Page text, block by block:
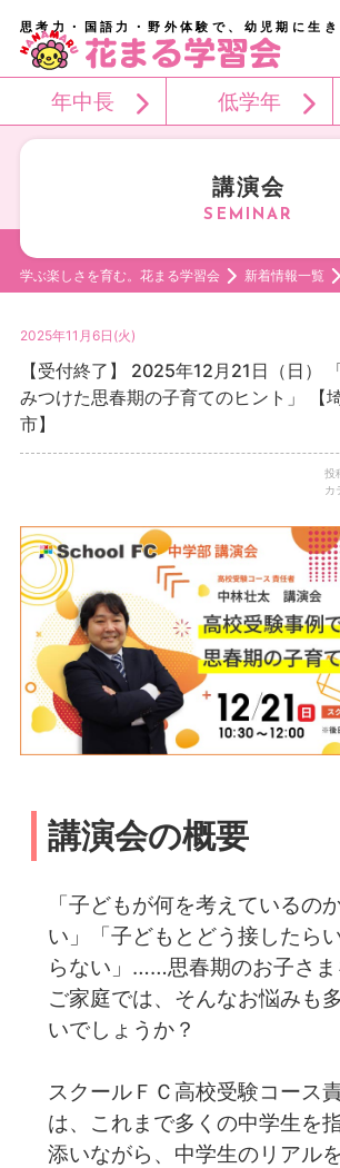
思考力・国語力・野外体験で、幼児期に生
年中長 低学年
講演会
学ぶ楽しさを育む。花まる学習会 新着情報一覧
2025年11月6日(火)
【受付終了】 2025年12月21日（日）
みつけた思春期の子育てのヒント」 【
市】
投
カ
講演会の概要
「子どもが何を考えているの
い」「子どもとどう接したら
らない」……思春期のお子さ
ご家庭では、そんなお悩みも
いでしょうか？
スクールＦＣ高校受験コース
は、これまで多くの中学生を
添いながら、中学生のリアル